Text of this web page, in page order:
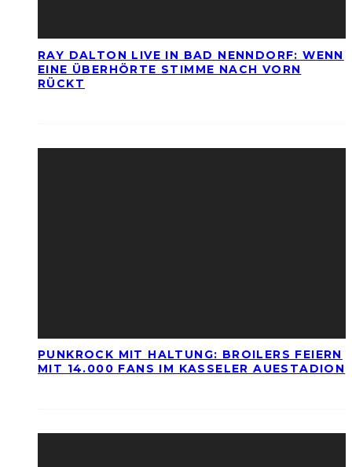
RAY DALTON LIVE IN BAD NENNDORF: WENN
EINE ÜBERHÖRTE STIMME NACH VORN
RÜCKT
PUNKROCK MIT HALTUNG: BROILERS FEIERN
MIT 14.000 FANS IM KASSELER AUESTADION